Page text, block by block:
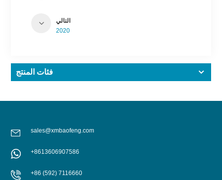
التالي
2020
فئات المنتج
sales@xmbaofeng.com
+8613606907586
+86 (592) 7116660